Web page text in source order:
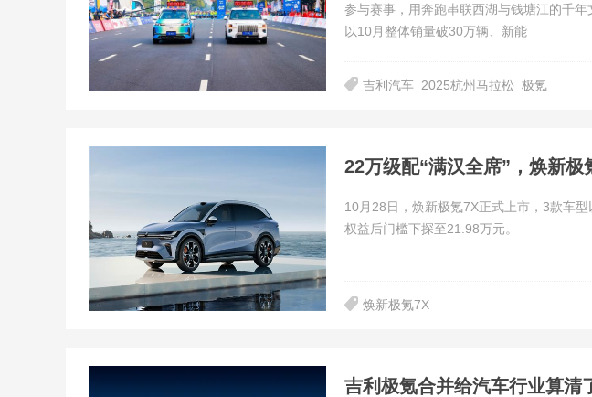
参与赛事，用奔跑串联西湖与钱塘江的千
以10月整体销量破30万辆、新能
吉利汽车 2025杭州马拉松 极氪
22万级配“满汉全席”，焕新极
10月28日，焕新极氪7X正式上市，3款车
权益后门槛下探至21.98万元。
焕新极氪7X
吉利极氪合并给汽车行业算清